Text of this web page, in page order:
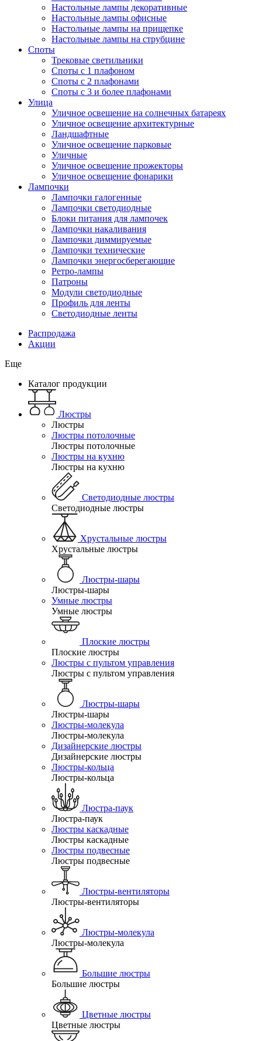
Настольные лампы декоративные
Настольные лампы офисные
Настольные лампы на прищепке
Настольные лампы на струбцине
Споты
Трековые светильники
Споты с 1 плафоном
Споты с 2 плафонами
Споты с 3 и более плафонами
Улица
Уличное освещение на солнечных батареях
Уличное освещение архитектурные
Ландшафтные
Уличное освещение парковые
Уличные
Уличное освещение прожекторы
Уличное освещение фонарики
Лампочки
Лампочки галогенные
Лампочки светодиодные
Блоки питания для лампочек
Лампочки накаливания
Лампочки диммируемые
Лампочки технические
Лампочки энергосберегающие
Ретро-лампы
Патроны
Модули светодиодные
Профиль для ленты
Светодиодные ленты
Распродажа
Акции
Еще
Каталог продукции
Люстры
Люстры
Люстры потолочные
Люстры потолочные
Люстры на кухню
Люстры на кухню
Светодиодные люстры
Светодиодные люстры
Хрустальные люстры
Хрустальные люстры
Люстры-шары
Люстры-шары
Умные люстры
Умные люстры
Плоские люстры
Плоские люстры
Люстры с пультом управления
Люстры с пультом управления
Люстры-шары
Люстры-шары
Люстры-молекула
Люстры-молекула
Дизайнерские люстры
Дизайнерские люстры
Люстры-кольца
Люстры-кольца
Люстра-паук
Люстра-паук
Люстры каскадные
Люстры каскадные
Люстры подвесные
Люстры подвесные
Люстры-вентиляторы
Люстры-вентиляторы
Люстры-молекула
Люстры-молекула
Большие люстры
Большие люстры
Цветные люстры
Цветные люстры